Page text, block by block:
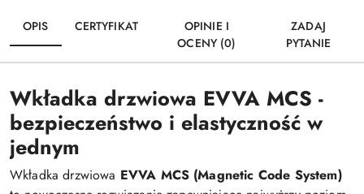
OPIS CERTYFIKAT
OPINIE I
OCENY (0)
ZADAJ
PYTANIE
Wkładka drzwiowa EVVA MCS -
bezpieczeństwo i elastyczność w
jednym
Wkładka drzwiowa EVVA MCS (Magnetic Code System)